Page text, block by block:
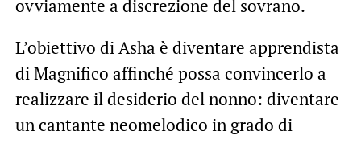
ovviamente a discrezione del sovrano.
L’obiettivo di Asha è diventare apprendista
di Magnifico affinché possa convincerlo a
realizzare il desiderio del nonno: diventare
un cantante neomelodico in grado di